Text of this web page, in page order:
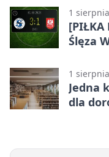
1
[PIŁKA
Ślęza
Grupa
1
Jedna
dla